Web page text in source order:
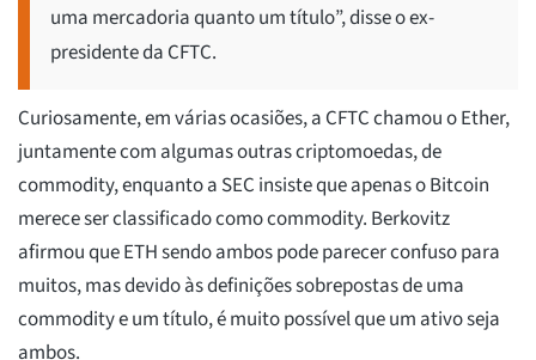
uma mercadoria quanto um título”, disse o ex-
presidente da CFTC.
Curiosamente, em várias ocasiões, a CFTC chamou o Ether,
juntamente com algumas outras criptomoedas, de
commodity, enquanto a SEC insiste que apenas o Bitcoin
merece ser classificado como commodity. Berkovitz
afirmou que ETH sendo ambos pode parecer confuso para
muitos, mas devido às definições sobrepostas de uma
commodity e um título, é muito possível que um ativo seja
ambos.